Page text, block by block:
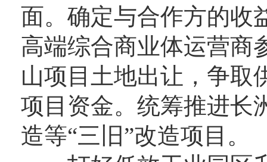
面。确定与合作方的收
高端综合商业体运营商
山项目土地出让，争取
项目资金。统筹推进长
造等“三旧”改造项目。